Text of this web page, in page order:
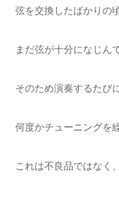
弦を交換したばかりの
まだ弦が十分になじん
そのため演奏するたび
何度かチューニングを
これは不良品ではなく